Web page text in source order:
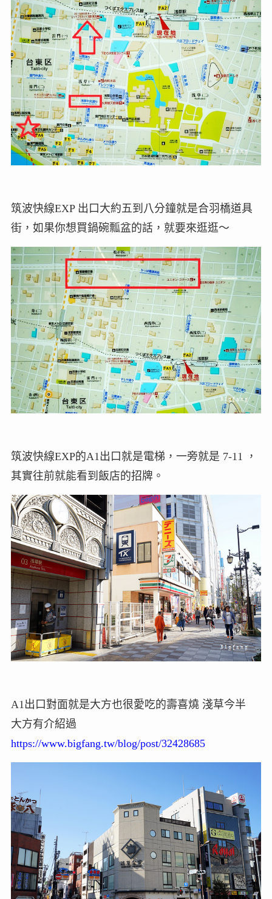
筑波快線EXP 出口大約五到八分鐘就是合羽橋道具
街，如果你想買鍋碗瓢盆的話，就要來逛逛～
筑波快線EXP的A1出口就是電梯，一旁就是 7-11 ，
其實往前就能看到飯店的招牌。
A1出口對面就是大方也很愛吃的壽喜燒 淺草今半
大方有介紹過
https://www.bigfang.tw/blog/post/32428685